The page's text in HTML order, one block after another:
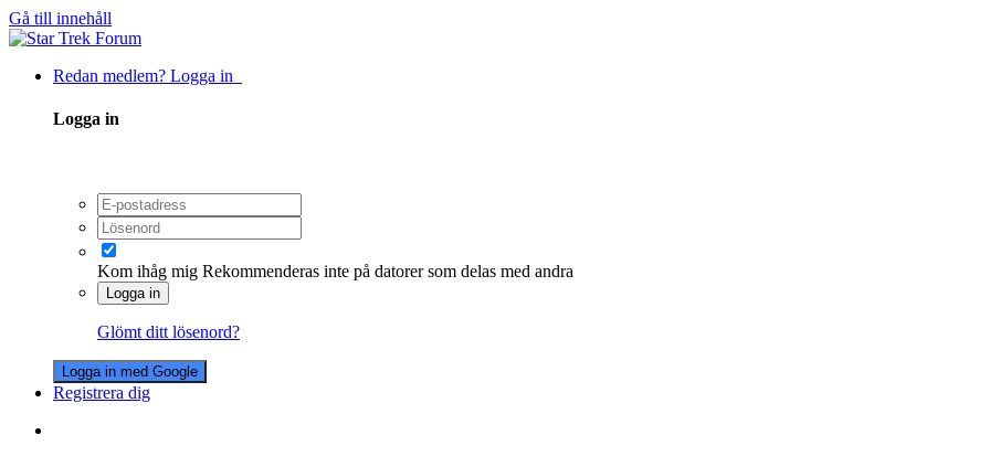
Gå till innehåll
Redan medlem? Logga in
Logga in
Kom ihåg mig Rekommenderas inte på datorer som delas med andra
Logga in
Glömt ditt lösenord?
Logga in med Google
Registrera dig